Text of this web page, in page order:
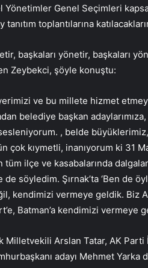
Yönetimler Genel Seçimleri
tanıtım toplantılarına
başkaları yönetir, başkaları
Zeybekci, şöyle konuştu:
ve bu millete hizmet
belediye başkan
, belde
çok kıymetli, inanıyorum ki 31
tüm ilçe ve kasabalarında
de söyledim. Şırnak’ta ‘Ben de
kendimizi vermeye geldik. Biz
Batman’a kendimizi vermeye
Milletvekili Arslan Tatar, AK
adayı Mehmet Yarka